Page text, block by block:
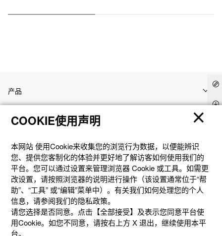
产品
客户支持
资讯
社交媒体
COOKIE使用声明
本网站 使⽤Cookie来收集您的浏览⾏为数据，以便能辨识
您、提供您客制化的体验并更好地了解访客如何使⽤我们的
平台。您可以通过设置来管理浏览器 Cookie 或⼯具。如需更
改设置，请按照浏览器的说明进⾏操作（该设置通常位于“帮
助”、“⼯具” 或“编辑”菜单中）。有关我们如何处理您的个⼈
信息，请参阅我们的隐私政策。
请您选择是否同意。点击【全部接受】及表示您同意平台使
用Cookie。如您不同意，请按右上⽅ X 退出，继续使⽤本平
台。